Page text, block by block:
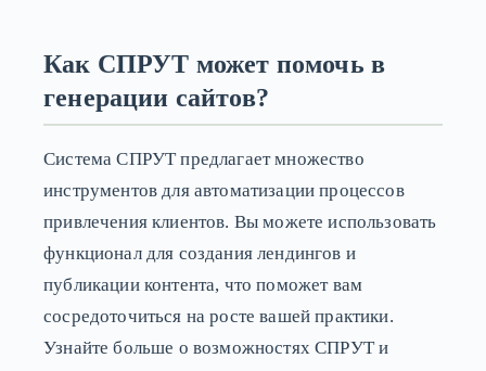
Как СПРУТ может помочь в
генерации сайтов?
Система СПРУТ предлагает множество
инструментов для автоматизации процессов
привлечения клиентов. Вы можете использовать
функционал для создания лендингов и
публикации контента, что поможет вам
сосредоточиться на росте вашей практики.
Узнайте больше о возможностях СПРУТ и